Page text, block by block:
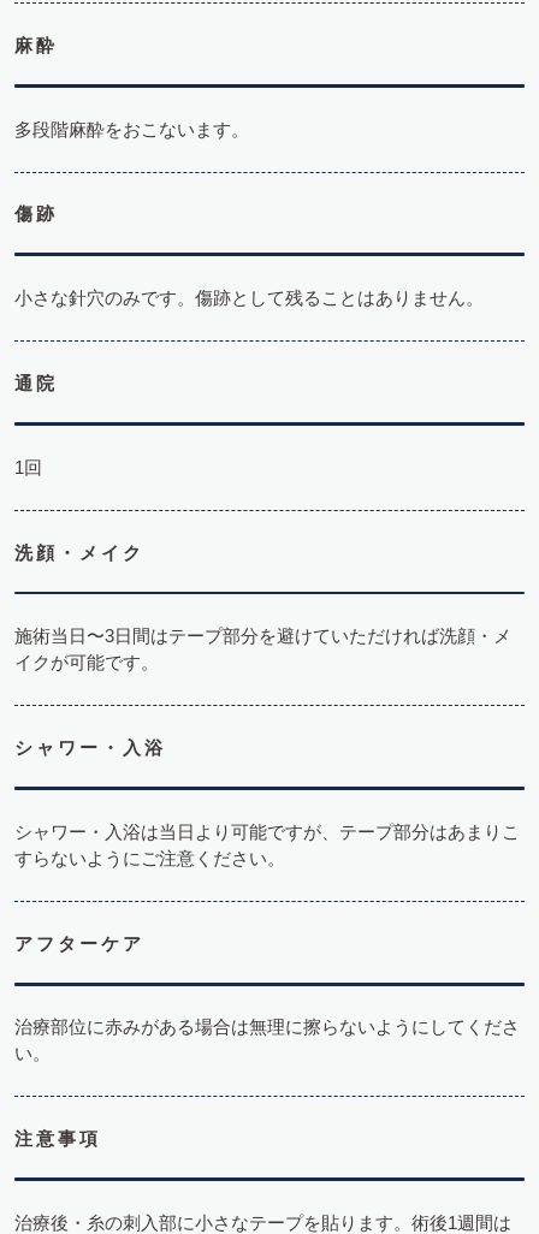
麻酔
多段階麻酔をおこないます。
傷跡
小さな針穴のみです。傷跡として残ることはありません。
通院
1回
洗顔・メイク
施術当日〜3日間はテープ部分を避けていただければ洗顔・メ
イクが可能です。
シャワー・入浴
シャワー・入浴は当日より可能ですが、テープ部分はあまりこ
すらないようにご注意ください。
アフターケア
治療部位に赤みがある場合は無理に擦らないようにしてくださ
い。
注意事項
治療後・糸の刺入部に小さなテープを貼ります。術後1週間は